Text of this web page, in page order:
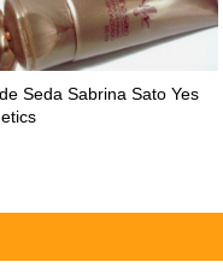
Seda Sabrina Sato Yes